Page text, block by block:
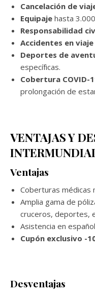
Cancelación de
Equipaje hasta
Responsabilidad
Accidentes en viaje
Deportes de
específicas.
Cobertura COVID-
prolongación de
VENTAJAS Y
Ventajas
Coberturas médicas
Amplia gama de
cruceros, deportes,
Asistencia en
Cupón exclusivo -
Desventajas